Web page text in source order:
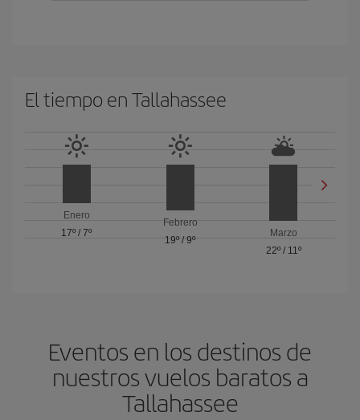
El tiempo en Tallahassee
Enero
17º /7º
Febrero
19º/ 9º
Marzo
22º/ 11º
Eventos en los destinos de
nuestros vuelos baratos a
Tallahassee